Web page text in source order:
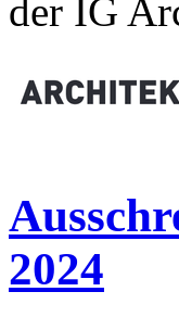
der IG
2024